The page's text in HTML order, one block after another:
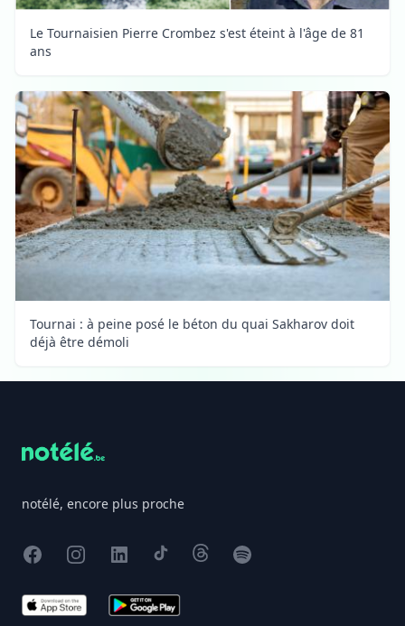
Le Tournaisien Pierre Crombez s'est éteint à l'âge de 81
ans
Tournai : à peine posé le béton du quai Sakharov doit
déjà être démoli
notélé, encore plus proche
FacebookInstagram
X TikTokThreadsSpotify
App Store Google Play